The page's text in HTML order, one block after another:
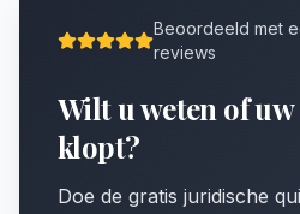
Beoordeeld met
reviews
Wilt u weten of
klopt?
Doe de gratis juridische